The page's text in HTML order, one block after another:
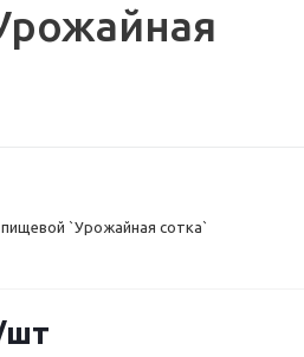
`Урожайная сотка`